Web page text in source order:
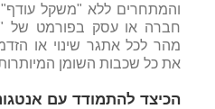
והמתחרים ללא "משקל עודף".
חברה או עסק בפורמט של
מהר לכל אתגר שינוי או
את כל שכבות השומן המיותרות
הכיצד להתמודד עם